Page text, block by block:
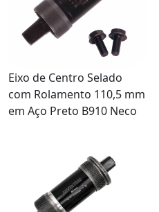
Eixo de Centro Selado
com Rolamento 110,5 mm
em Aço Preto B910 Neco